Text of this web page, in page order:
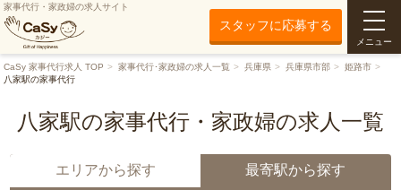
家事代行・家政婦の求人サイト
スタッフに応募する
メニュー
CaSy 家事代行求人 TOP 家事代行･家政婦の求人一覧 兵庫県 兵庫県市部
姫路市
八家駅の家事代行
八家駅の家事代行・家政婦の求人一覧
エリアから探す 最寄駅から探す